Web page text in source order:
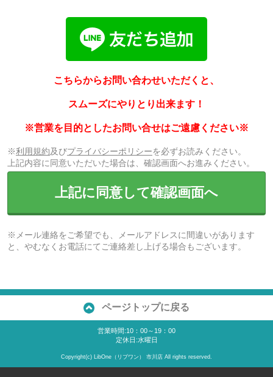
こちらからお問い合わせいただくと、
スムーズにやりとり出来ます！
※営業を目的としたお問い合せはご遠慮ください※
※利用規約及びプライバシーポリシーを必ずお読みください。
上記内容に同意いただいた場合は、確認画面へお進みください。
上記に同意して確認画面へ
※メール連絡をご希望でも、メールアドレスに間違いがあります
と、やむなくお電話にてご連絡差し上げる場合もございます。
ページトップに戻る
営業時間:10：00～19：00
定休日:水曜日
Copyright(c) LibOne（リブワン） 市川店 All rights reserved.